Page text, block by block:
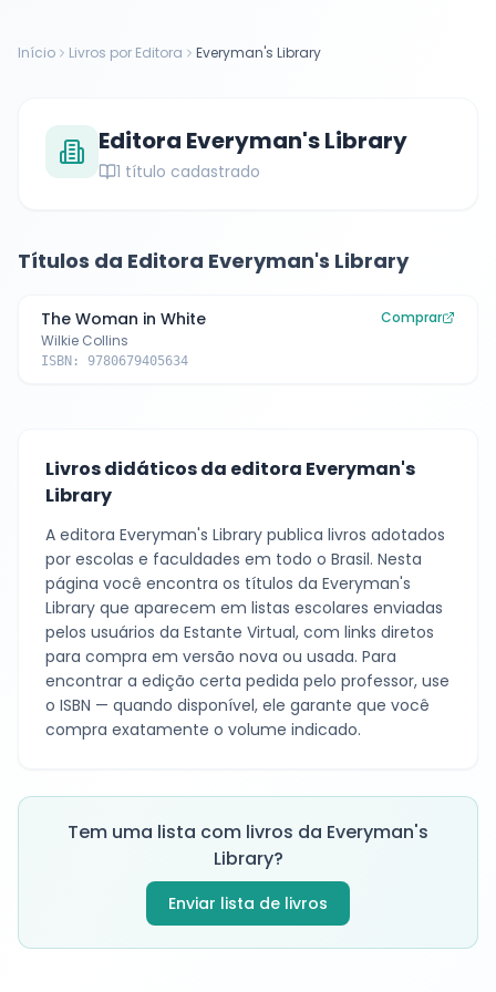
Início Livros por Editora Everyman's Library
Editora Everyman's Library
1 título cadastrado
Títulos da Editora Everyman's Library
The Woman in White
Wilkie Collins
ISBN: 9780679405634
Comprar
Livros didáticos da editora Everyman's
Library
A editora Everyman's Library publica livros adotados
por escolas e faculdades em todo o Brasil. Nesta
página você encontra os títulos da Everyman's
Library que aparecem em listas escolares enviadas
pelos usuários da Estante Virtual, com links diretos
para compra em versão nova ou usada. Para
encontrar a edição certa pedida pelo professor, use
o ISBN — quando disponível, ele garante que você
compra exatamente o volume indicado.
Tem uma lista com livros da Everyman's
Library?
Enviar lista de livros